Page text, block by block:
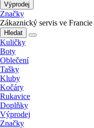
Výprodej
Značky
Zákaznický servis ve Francie
Hledat
Kuličky
Boty
Oblečení
Tašky
Kluby
Kočáry
Rukavice
Doplňky
Výprodej
Značky